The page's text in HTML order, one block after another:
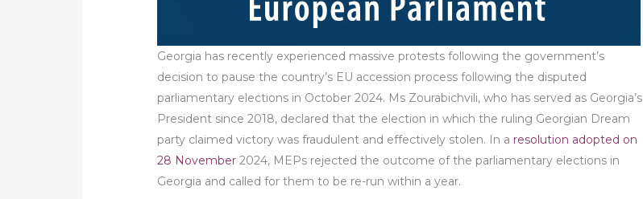
Georgia has recently experienced massive protests following the government’s
decision to pause the country’s EU accession process following the disputed
parliamentary elections in October 2024. Ms Zourabichvili, who has served as Georgia’s
President since 2018, declared that the election in which the ruling Georgian Dream
party claimed victory was fraudulent and effectively stolen. In a resolution adopted on
28 November 2024, MEPs rejected the outcome of the parliamentary elections in
Georgia and called for them to be re-run within a year.